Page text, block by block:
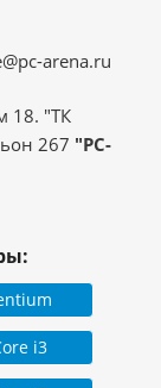
arena.ru
18. "ТК
267 "PC-
i3